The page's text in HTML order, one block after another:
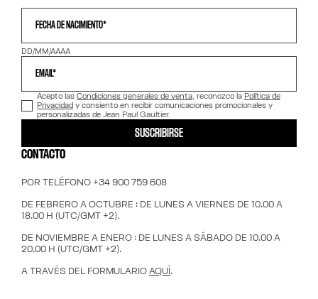
FECHA DE NACIMIENTO*
DD/MM/AAAA
EMAIL*
Acepto las Condiciones generales de venta, reconozco la Política de
Privacidad y consiento en recibir comunicaciones promocionales y
personalizadas de Jean Paul Gaultier.
SUSCRIBIRSE
CONTACTO
POR TELÉFONO +34 900 759 608
DE FEBRERO A OCTUBRE : DE LUNES A VIERNES DE 10.00 A
18.00 H (UTC/GMT +2).
DE NOVIEMBRE A ENERO : DE LUNES A SÁBADO DE 10.00 A
20.00 H (UTC/GMT +2).
A TRAVÉS DEL FORMULARIO AQUÍ.